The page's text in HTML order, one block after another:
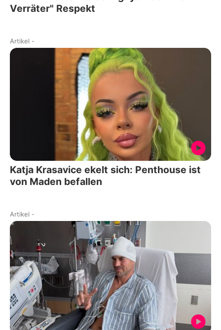
Verräter" Respekt
Artikel -
Katja Krasavice ekelt sich: Penthouse ist
von Maden befallen
Artikel -